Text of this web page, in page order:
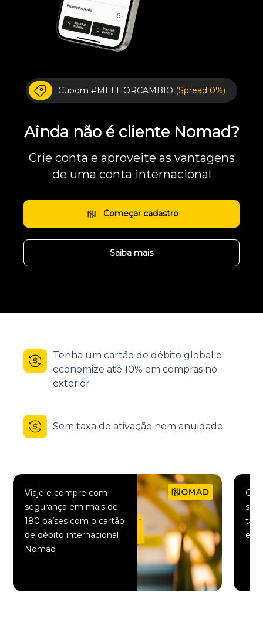
Cupom #MELHORCAMBIO (Spread 0%)
Ainda não é cliente Nomad?
Crie conta e aproveite as vantagens
de uma conta internacional
Começar cadastro
Saiba mais
Tenha um cartão de débito global e
economize até 10% em compras no
exterior
Sem taxa de ativação nem anuidade
Viaje e compre com
segurança em mais de
180 países com o cartão
de débito internacional
Nomad